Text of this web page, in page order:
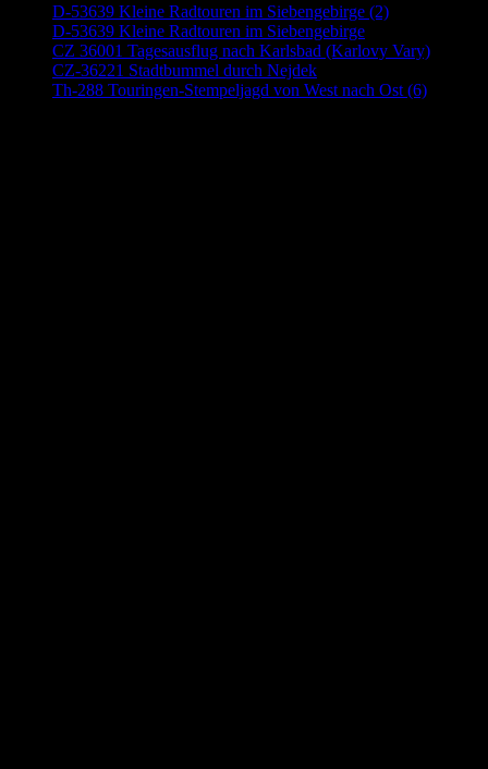
D-53639 Kleine Radtouren im Siebengebirge (2)
D-53639 Kleine Radtouren im Siebengebirge
CZ 36001 Tagesausflug nach Karlsbad (Karlovy Vary)
CZ-36221 Stadtbummel durch Nejdek
Th-288 Touringen-Stempeljagd von West nach Ost (6)